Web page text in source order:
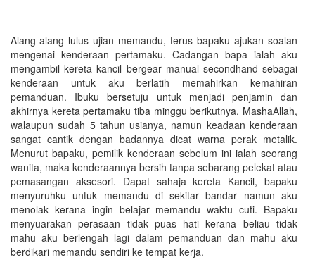
Alang-alang lulus ujian memandu, terus bapaku ajukan soalan
mengenai kenderaan pertamaku. Cadangan bapa ialah aku
mengambil kereta kancil bergear manual secondhand sebagai
kenderaan untuk aku berlatih memahirkan kemahiran
pemanduan. Ibuku bersetuju untuk menjadi penjamin dan
akhirnya kereta pertamaku tiba minggu berikutnya. MashaAllah,
walaupun sudah 5 tahun usianya, namun keadaan kenderaan
sangat cantik dengan badannya dicat warna perak metalik.
Menurut bapaku, pemilik kenderaan sebelum ini ialah seorang
wanita, maka kenderaannya bersih tanpa sebarang pelekat atau
pemasangan aksesori. Dapat sahaja kereta Kancil, bapaku
menyuruhku untuk memandu di sekitar bandar namun aku
menolak kerana ingin belajar memandu waktu cuti. Bapaku
menyuarakan perasaan tidak puas hati kerana beliau tidak
mahu aku berlengah lagi dalam pemanduan dan mahu aku
berdikari memandu sendiri ke tempat kerja.